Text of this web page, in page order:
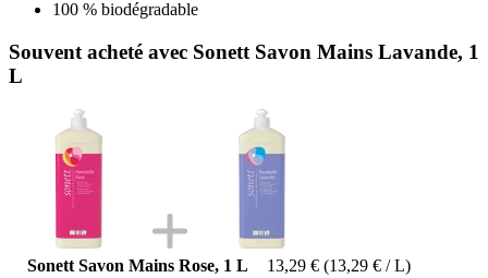
100 % biodégradable
Souvent acheté avec Sonett Savon Mains Lavande, 1
L
Sonett Savon Mains Rose, 1 L 13,29 € (13,29 € / L)